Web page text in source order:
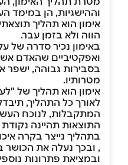
וההישגיות, הן במימד
אימון הוא תהליך
הווה ולא בזמן עבר.
באימון נכיר סדרה של
ואפקטיביים שהאדם
בסבירות גבוהה, ישפר
מטרותיו.
אימון הוא תהליך של
לאורך כל התהליך,
המתקבלות, לנוכח
התוצאות תהיינה
בתהליך נייצר בקרה
, ובכך נעלה את הכושר
ובמציאת פתרונות